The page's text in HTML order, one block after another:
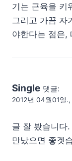
기는 근육을 키
그리고 가끔 자
야한다는 점은,
Single 댓글:
2012년 04월01일.,
글 잘 봤습니다
만났으면 좋겟